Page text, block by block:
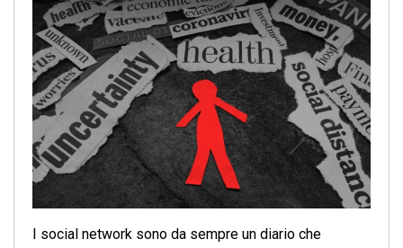
I social network sono da sempre un diario che